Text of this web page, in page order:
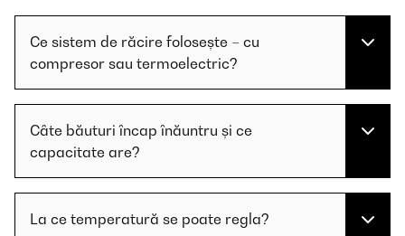
Ce sistem de răcire folosește – cu
compresor sau termoelectric?
Câte băuturi încap înăuntru și ce
capacitate are?
La ce temperatură se poate regla?